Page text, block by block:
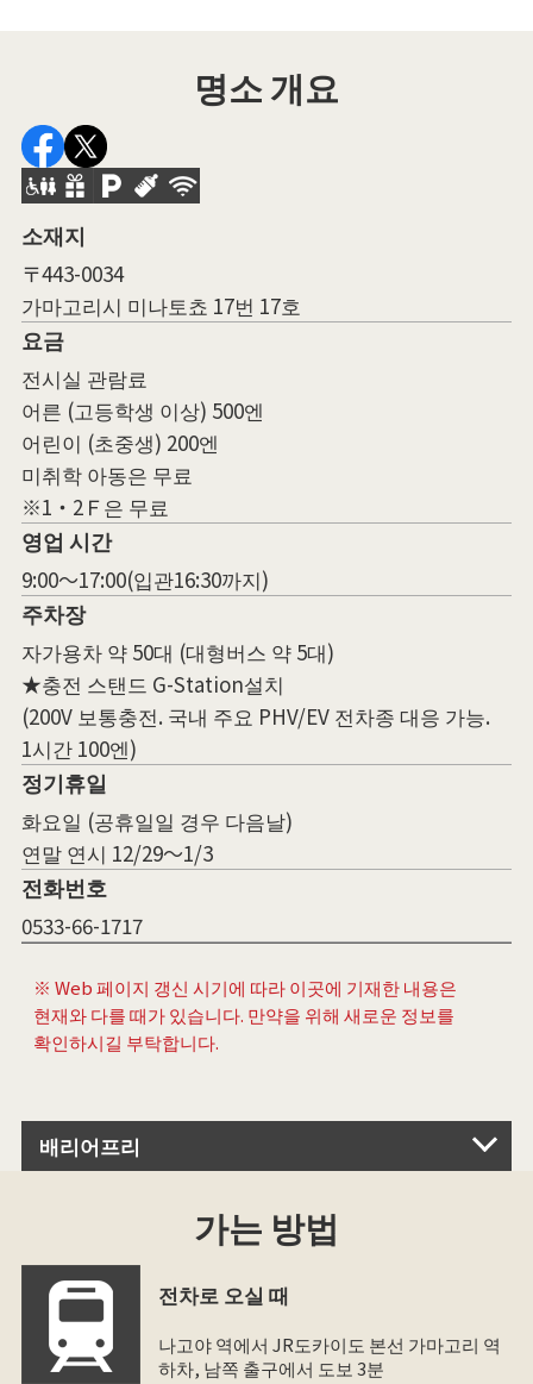
명소 개요
소재지
〒443-0034
가마고리시 미나토쵸 17번 17호
요금
전시실 관람료
어른 (고등학생 이상) 500엔
어린이 (초중생) 200엔
미취학 아동은 무료
※1・2Ｆ은 무료
영업 시간
9:00〜17:00(입관16:30까지)
주차장
자가용차 약 50대 (대형버스 약 5대)
★충전 스탠드 G-Station설치
(200V 보통충전. 국내 주요 PHV/EV 전차종 대응 가능.
1시간 100엔)
정기휴일
화요일 (공휴일일 경우 다음날)
연말 연시 12/29～1/3
전화번호
0533-66-1717
※ Web 페이지 갱신 시기에 따라 이곳에 기재한 내용은
현재와 다를 때가 있습니다. 만약을 위해 새로운 정보를
확인하시길 부탁합니다.
배리어프리
가는 방법
전차로 오실 때
나고야 역에서 JR도카이도 본선 가마고리 역
하차, 남쪽 출구에서 도보 3분